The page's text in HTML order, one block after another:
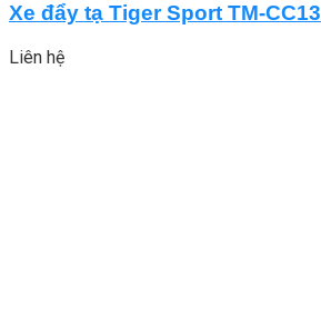
Xe đẩy tạ Tiger Sport TM-CC13
Liên hệ